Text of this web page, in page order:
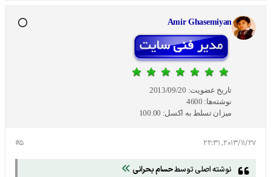
Amir Ghasemiyan
تاریخ عضویت: 2013/09/20
نوشته‌ها: 4600
میزان تسلط به اکسل: 100.00
#5 2013/11/27, 22:31
نوشته اصلی توسطحسام بحرانی